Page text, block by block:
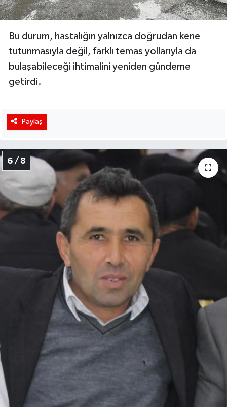
Bu durum, hastalığın yalnızca doğrudan kene
tutunmasıyla değil, farklı temas yollarıyla da
bulaşabileceği ihtimalini yeniden gündeme
getirdi.
Paylaş
6 / 8